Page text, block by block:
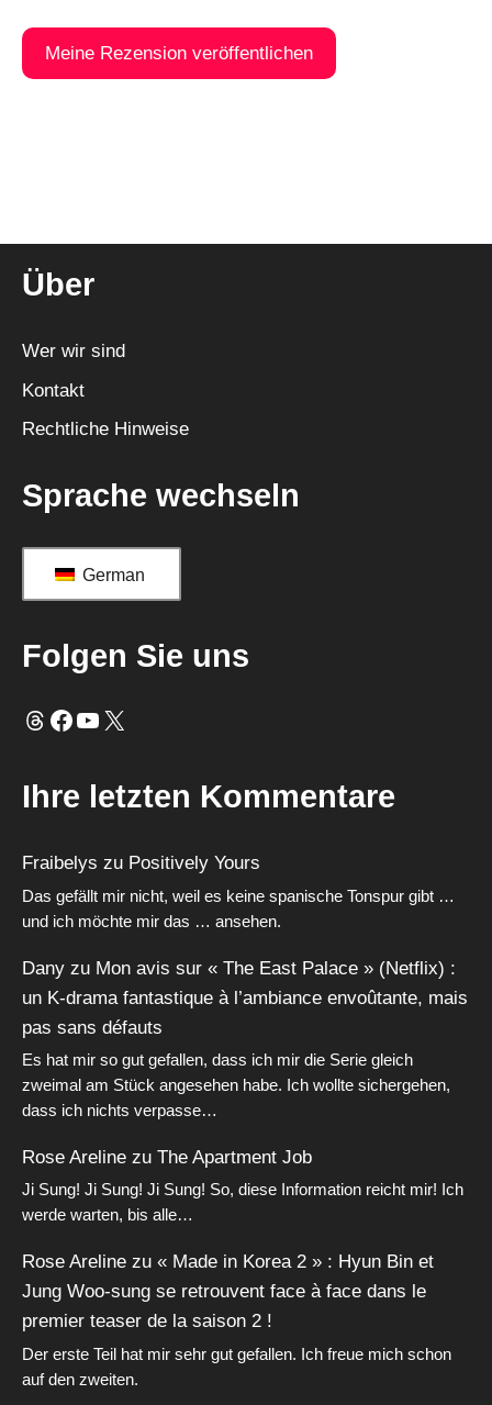
i
e
:
Über
Wer wir sind
Kontakt
Rechtliche Hinweise
Sprache wechseln
German
Folgen Sie uns
Fäden
Facebook
YouTube
X
Ihre letzten Kommentare
Fraibelys zu Positively Yours
Das gefällt mir nicht, weil es keine spanische Tonspur gibt …
und ich möchte mir das … ansehen.
Dany zu Mon avis sur « The East Palace » (Netflix) :
un K-drama fantastique à l’ambiance envoûtante, mais
pas sans défauts
Es hat mir so gut gefallen, dass ich mir die Serie gleich
zweimal am Stück angesehen habe. Ich wollte sichergehen,
dass ich nichts verpasse…
Rose Areline zu The Apartment Job
Ji Sung! Ji Sung! Ji Sung! So, diese Information reicht mir! Ich
werde warten, bis alle…
Rose Areline zu « Made in Korea 2 » : Hyun Bin et
Jung Woo-sung se retrouvent face à face dans le
premier teaser de la saison 2 !
Der erste Teil hat mir sehr gut gefallen. Ich freue mich schon
auf den zweiten.